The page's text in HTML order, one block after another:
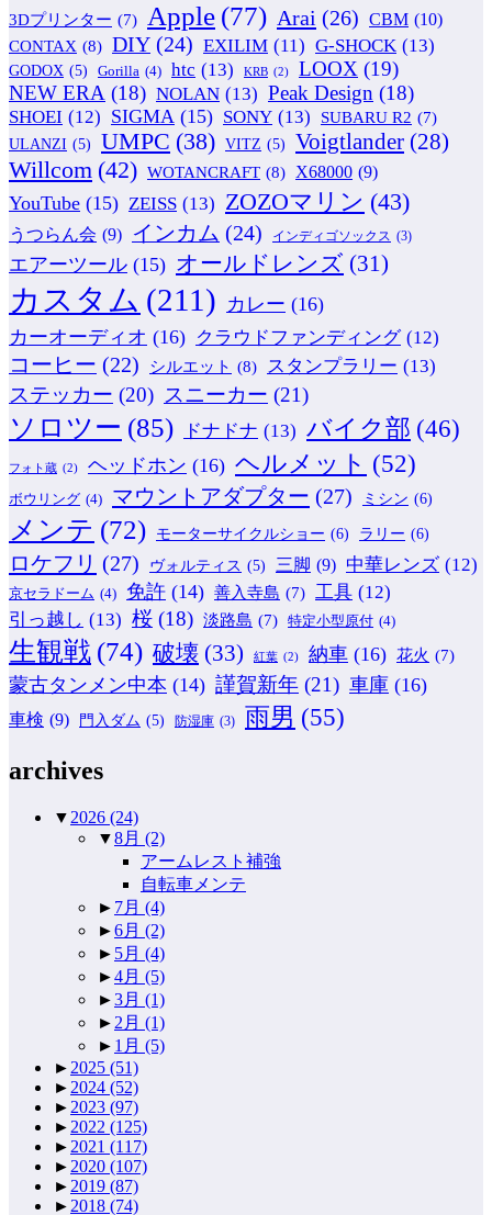
3Dプリンター (7) Apple (77) Arai (26) CBM (10)
CONTAX (8) DIY (24) EXILIM (11) G-SHOCK (13)
GODOX (5) Gorilla (4) htc (13) KRB (2) LOOX (19)
NEW ERA (18) NOLAN (13) Peak Design (18)
SHOEI (12) SIGMA (15) SONY (13) SUBARU R2 (7)
ULANZI (5) UMPC (38) VITZ (5) Voigtlander (28)
Willcom (42) WOTANCRAFT (8) X68000 (9)
YouTube (15) ZEISS (13) ZOZOマリン (43)
うつらん会 (9) インカム (24) インディゴソックス (3)
エアーツール (15) オールドレンズ (31)
カスタム (211) カレー (16)
カーオーディオ (16) クラウドファンディング (12)
コーヒー (22) シルエット (8) スタンプラリー (13)
ステッカー (20) スニーカー (21)
ソロツー (85) ドナドナ (13) バイク部 (46)
フォト蔵 (2) ヘッドホン (16) ヘルメット (52)
ボウリング (4) マウントアダプター (27) ミシン (6)
メンテ (72) モーターサイクルショー (6) ラリー (6)
ロケフリ (27) ヴォルティス (5) 三脚 (9) 中華レンズ (12)
京セラドーム (4) 免許 (14) 善入寺島 (7) 工具 (12)
引っ越し (13) 桜 (18) 淡路島 (7) 特定小型原付 (4)
生観戦 (74) 破壊 (33) 紅葉 (2) 納車 (16) 花火 (7)
蒙古タンメン中本 (14) 謹賀新年 (21) 車庫 (16)
車検 (9) 門入ダム (5) 防湿庫 (3) 雨男 (55)
archives
▼ 2026 (24)
▼8月 (2)
アームレスト補強
自転車メンテ
► 7月 (4)
►6月 (2)
► 5月 (4)
►4月 (5)
►3月 (1)
► 2月 (1)
► 1月 (5)
► 2025 (51)
► 2024 (52)
► 2023 (97)
► 2022 (125)
► 2021 (117)
► 2020 (107)
► 2019 (87)
► 2018 (74)